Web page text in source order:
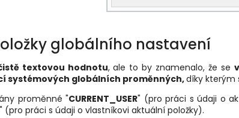
globálního nastavení
textovou hodnotu, ale to by znamenalo, že se
systémových globálních proměnných,díky kterým
proměnné "CURRENT_USER" (pro práci s údaji o
(pro práci s údaji o vlastníkovi aktuální položky).